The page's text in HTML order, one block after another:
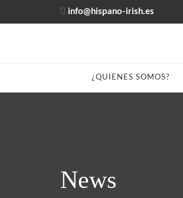
info@hispano-irish.es
¿QUIENES SOMOS?
News